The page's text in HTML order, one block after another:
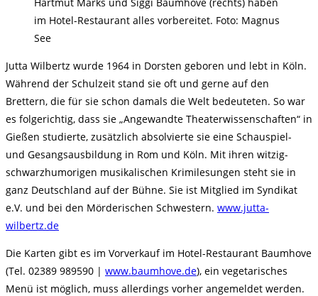
im Hotel-Restaurant alles vorbereitet. Foto: Magnus
See
Jutta Wilbertz wurde 1964 in Dorsten geboren und lebt in Köln.
Während der Schulzeit stand sie oft und gerne auf den
Brettern, die für sie schon damals die Welt bedeuteten. So war
es folgerichtig, dass sie „Angewandte Theaterwissenschaften“ in
Gießen studierte, zusätzlich absolvierte sie eine Schauspiel-
und Gesangsausbildung in Rom und Köln. Mit ihren witzig-
schwarzhumorigen musikalischen Krimilesungen steht sie in
ganz Deutschland auf der Bühne. Sie ist Mitglied im Syndikat
e.V. und bei den Mörderischen Schwestern. www.jutta-
wilbertz.de
Die Karten gibt es im Vorverkauf im Hotel-Restaurant Baumhove
(Tel. 02389 989590 | www.baumhove.de), ein vegetarisches
Menü ist möglich, muss allerdings vorher angemeldet werden.